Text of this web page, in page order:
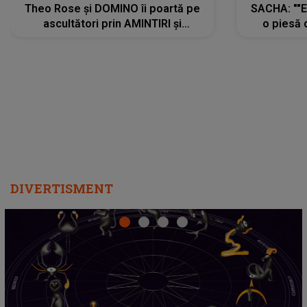
Theo Rose și DOMINO îi poartă pe
ascultători prin AMINTIRI și
SACHA:
o piesă
DIVERTISMENT